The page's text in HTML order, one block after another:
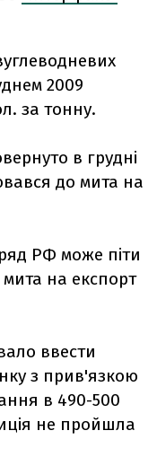
2009
за тонну.
в грудні
до мита на
РФ може піти
на експорт
ввести
з прив'язкою
в 490-500
не пройшла